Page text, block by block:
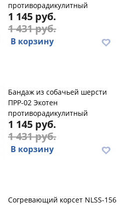
противорадикулитный
1 145 руб.
1 431 руб.
В корзину
Бандаж из собачьей шерсти
ПРР-02 Экотен
противорадикулитный
1 145 руб.
1 431 руб.
В корзину
Согревающий корсет NLSS-156